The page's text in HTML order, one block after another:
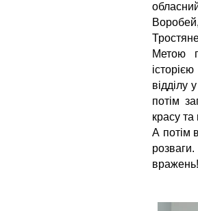
Метою
відділу
потім
красу
А потім
вражень!